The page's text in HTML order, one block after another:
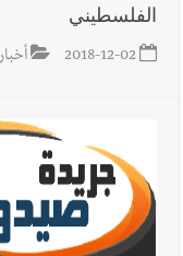
الفلسطيني
2018-12-02